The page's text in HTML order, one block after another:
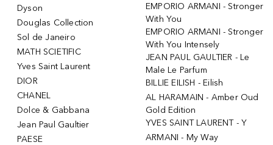
Dyson
Douglas Collection
Sol de Janeiro
MATH SCIETIFIC
Yves Saint Laurent
DIOR
CHANEL
Dolce & Gabbana
Jean Paul Gaultier
PAESE
EMPORIO ARMANI - Stronger
With You
EMPORIO ARMANI - Stronger
With You Intensely
JEAN PAUL GAULTIER - Le
Male Le Parfum
BILLIE EILISH - Eilish
AL HARAMAIN - Amber Oud
Gold Edition
YVES SAINT LAURENT - Y
ARMANI - My Way